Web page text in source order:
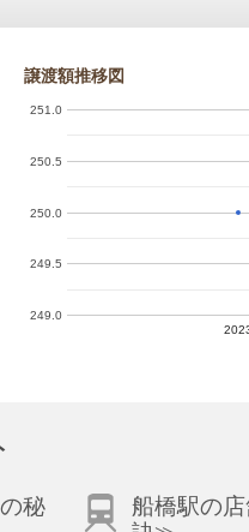
譲渡額推移図
249.0
249.5
250.0
250.5
251.0
秘
船橋駅の